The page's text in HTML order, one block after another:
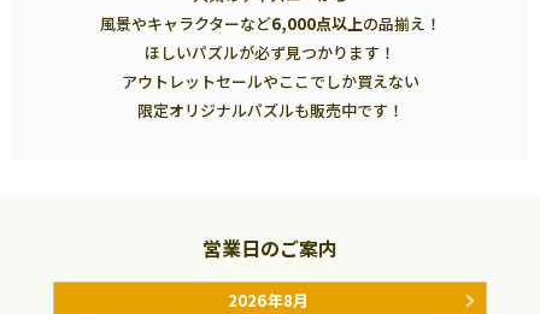
風景やキャラクターなど6,000点以上の品揃え！
ほしいパズルが必ず見つかります！
アウトレットセールやここでしか買えない
限定オリジナルパズルも販売中です！
営業日のご案内
2026年8月